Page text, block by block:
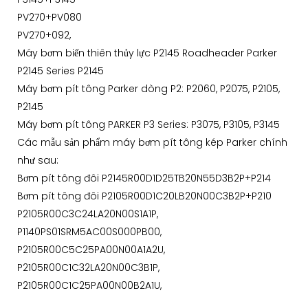
PV270+PV080
PV270+092,
Máy bơm biến thiên thủy lực P2145 Roadheader Parker
P2145 Series P2145
Máy bơm pít tông Parker dòng P2: P2060, P2075, P2105,
P2145
Máy bơm pít tông PARKER P3 Series: P3075, P3105, P3145
Các mẫu sản phẩm máy bơm pít tông kép Parker chính
như sau:
Bơm pít tông đôi P2145R00D1D25TB20N55D3B2P+P214
Bơm pít tông đôi P2105R00D1C20LB20N00C3B2P+P210
P2105R00C3C24LA20N00S1A1P,
P1140PS01SRM5AC00S000PB00,
P2105R00C5C25PA00N00A1A2U,
P2105R00C1C32LA20N00C3B1P,
P2105R00C1C25PA00N00B2A1U,